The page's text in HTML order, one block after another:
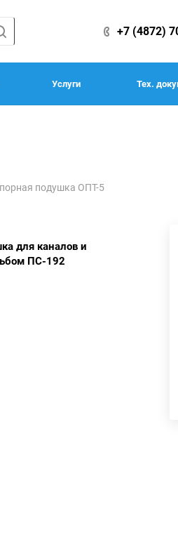
+7 (4872)
Услуги Тех.
подушка ОПТ-5
для каналов и
ПС-192